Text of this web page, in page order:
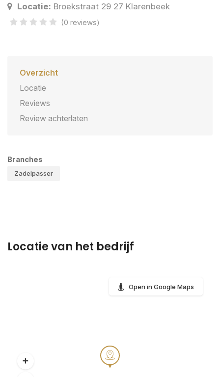
Locatie: Broekstraat 29 27 Klarenbeek
(0 reviews)
Overzicht
Locatie
Reviews
Review achterlaten
Branches
Zadelpasser
Locatie van het bedrijf
Open in Google Maps